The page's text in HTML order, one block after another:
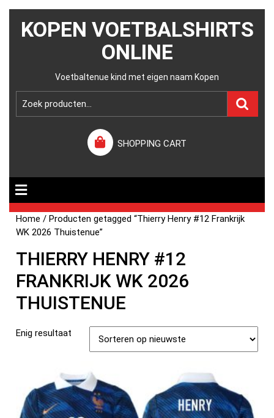
KOPEN VOETBALSHIRTS
ONLINE
Voetbaltenue kind met eigen naam Kopen
SHOPPING CART
Home / Producten getagged “Thierry Henry #12 Frankrijk
WK 2026 Thuistenue”
THIERRY HENRY #12
FRANKRIJK WK 2026
THUISTENUE
Enig resultaat